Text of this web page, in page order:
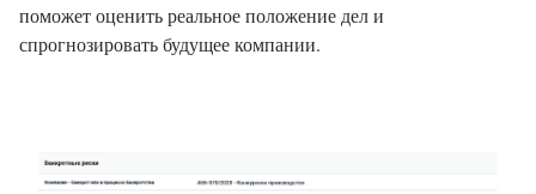
поможет оценить реальное положение дел и
спрогнозировать будущее компании.